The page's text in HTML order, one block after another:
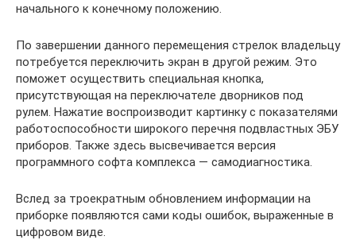
начального к конечному положению.
По завершении данного перемещения стрелок владельцу
потребуется переключить экран в другой режим. Это
поможет осуществить специальная кнопка,
присутствующая на переключателе дворников под
рулем. Нажатие воспроизводит картинку с показателями
работоспособности широкого перечня подвластных ЭБУ
приборов. Также здесь высвечивается версия
программного софта комплекса — самодиагностика.
Вслед за троекратным обновлением информации на
приборке появляются сами коды ошибок, выраженные в
цифровом виде.